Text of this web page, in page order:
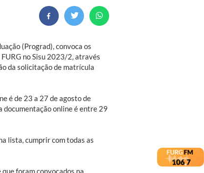
(Prograd), convoca os
no Sisu 2023/2, através
da solicitação de matrícula
é de 23 a 27 de agosto de
documentação online é entre 29
lista, cumprir com todas as
foram convocados na